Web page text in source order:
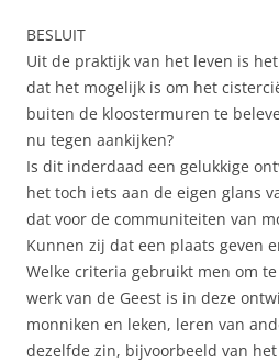
BESLUIT
Uit de praktijk van het leven is
dat het mogelijk is om het
buiten de kloostermuren te
nu tegen aankijken?
Is dit inderdaad een gelukkige
het toch iets aan de eigen glans
dat voor de communiteiten van
Kunnen zij dat een plaats geven
Welke criteria gebruikt men om
werk van de Geest is in deze
monniken en leken, leren van
dezelfde zin, bijvoorbeeld van